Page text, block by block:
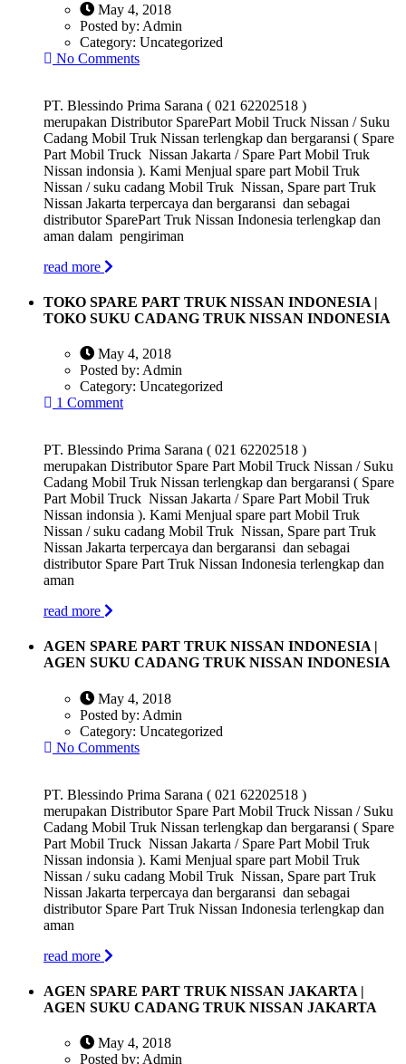
May 4, 2018
Posted by: Admin
Category: Uncategorized
No Comments
PT. Blessindo Prima Sarana ( 021 62202518 )
merupakan Distributor SparePart Mobil Truck Nissan / Suku
Cadang Mobil Truk Nissan terlengkap dan bergaransi ( Spare
Part Mobil Truck Nissan Jakarta / Spare Part Mobil Truk
Nissan indonsia ). Kami Menjual spare part Mobil Truk
Nissan / suku cadang Mobil Truk Nissan, Spare part Truk
Nissan Jakarta terpercaya dan bergaransi dan sebagai
distributor SparePart Truk Nissan Indonesia terlengkap dan
aman dalam pengiriman
read more
TOKO SPARE PART TRUK NISSAN INDONESIA |
TOKO SUKU CADANG TRUK NISSAN INDONESIA
May 4, 2018
Posted by: Admin
Category: Uncategorized
1 Comment
PT. Blessindo Prima Sarana ( 021 62202518 )
merupakan Distributor Spare Part Mobil Truck Nissan / Suku
Cadang Mobil Truk Nissan terlengkap dan bergaransi ( Spare
Part Mobil Truck Nissan Jakarta / Spare Part Mobil Truk
Nissan indonsia ). Kami Menjual spare part Mobil Truk
Nissan / suku cadang Mobil Truk Nissan, Spare part Truk
Nissan Jakarta terpercaya dan bergaransi dan sebagai
distributor Spare Part Truk Nissan Indonesia terlengkap dan
aman
read more
AGEN SPARE PART TRUK NISSAN INDONESIA |
AGEN SUKU CADANG TRUK NISSAN INDONESIA
May 4, 2018
Posted by: Admin
Category: Uncategorized
No Comments
PT. Blessindo Prima Sarana ( 021 62202518 )
merupakan Distributor Spare Part Mobil Truck Nissan / Suku
Cadang Mobil Truk Nissan terlengkap dan bergaransi ( Spare
Part Mobil Truck Nissan Jakarta / Spare Part Mobil Truk
Nissan indonsia ). Kami Menjual spare part Mobil Truk
Nissan / suku cadang Mobil Truk Nissan, Spare part Truk
Nissan Jakarta terpercaya dan bergaransi dan sebagai
distributor Spare Part Truk Nissan Indonesia terlengkap dan
aman
read more
AGEN SPARE PART TRUK NISSAN JAKARTA |
AGEN SUKU CADANG TRUK NISSAN JAKARTA
May 4, 2018
Posted by: Admin